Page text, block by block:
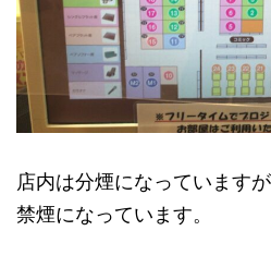
店内は分煙になっています
禁煙になっています。